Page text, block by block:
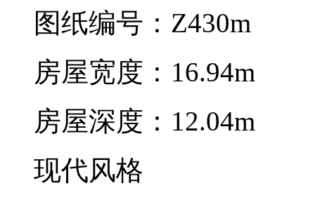
图纸编号：Z430m
房屋宽度：16.94m
房屋深度：12.04m
现代风格